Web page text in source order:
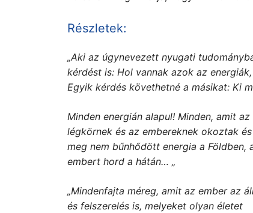
Részletek:
„Aki az úgynevezett nyugati
kérdést is: Hol vannak azok az
Egyik kérdés követhetné a másikat: Ki
Minden energián alapul! Minden, amit
légkörnek és az embereknek okoztak
meg nem bűnhődött energia a
embert hord a hátán… „
„Mindenfajta méreg, amit az ember az
és felszerelés is, melyeket olyan életet